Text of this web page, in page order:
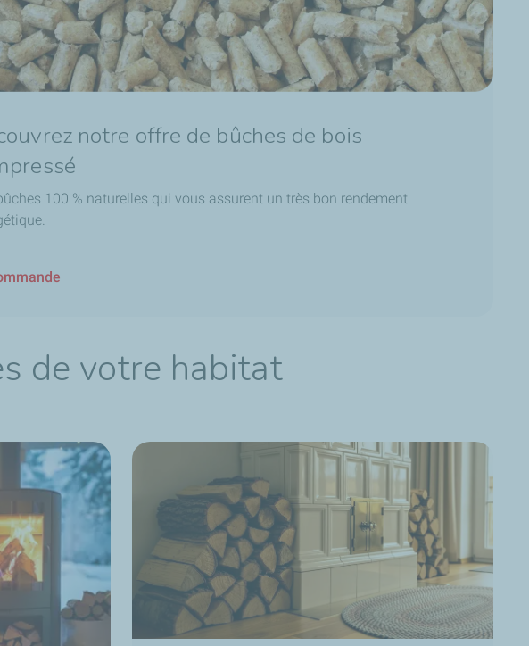
notre offre de bûches de bois
100 % naturelles qui vous assurent un très bon rendement
de votre habitat